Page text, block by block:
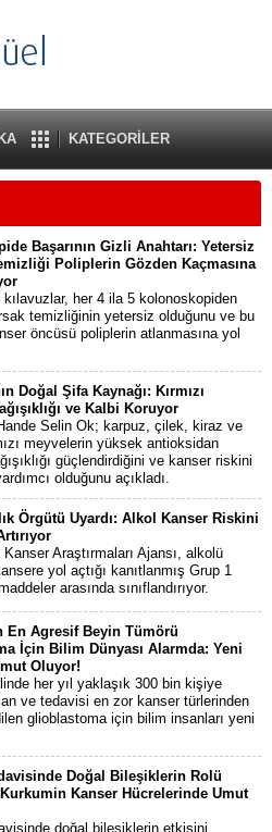
KATEGORİLER
Başarının Gizli Anahtarı: Yetersiz
Poliplerin Gözden Kaçmasına
kılavuzlar, her 4 ila 5 kolonoskopiden
temizliğinin yetersiz olduğunu ve bu
öncüsü poliplerin atlanmasına yol
Doğal Şifa Kaynağı: Kırmızı
ve Kalbi Koruyor
Selin Ok; karpuz, çilek, kiraz ve
meyvelerin yüksek antioksidan
güçlendirdiğini ve kanser riskini
olduğunu açıkladı.
Örgütü Uyardı: Alkol Kanser Riskini
Kanser Araştırmaları Ajansı, alkolü
yol açtığı kanıtlanmış Grup 1
arasında sınıflandırıyor.
En Agresif Beyin Tümörü
İçin Bilim Dünyası Alarmda: Yeni
Oluyor!
her yıl yaklaşık 300 bin kişiye
ve tedavisi en zor kanser türlerinden
glioblastoma için bilim insanları yeni
Doğal Bileşiklerin Rolü
Kurkumin Kanser Hücrelerinde Umut
doğal bileşiklerin etkisini